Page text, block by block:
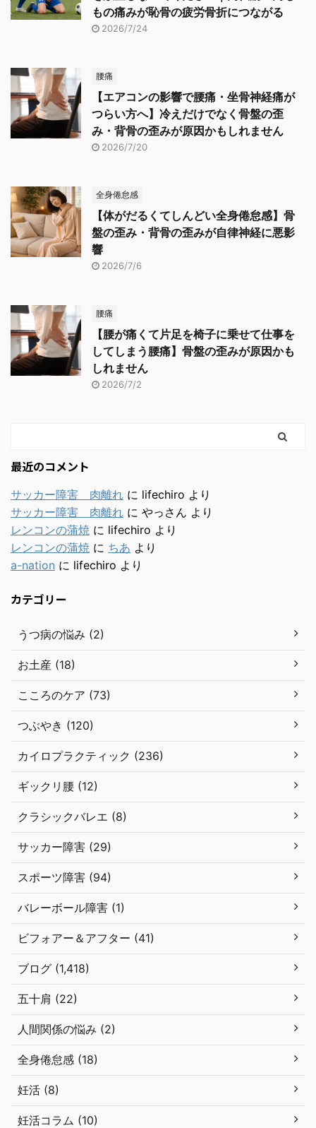
もの痛みが恥骨の疲労骨折につながる
2026/7/24
腰痛
【エアコンの影響で腰痛・坐骨神経痛が
つらい方へ】冷えだけでなく骨盤の歪
み・背骨の歪みが原因かもしれません
2026/7/20
全身倦怠感
【体がだるくてしんどい全身倦怠感】骨
盤の歪み・背骨の歪みが自律神経に悪影
響
2026/7/6
腰痛
【腰が痛くて片足を椅子に乗せて仕事を
してしまう腰痛】骨盤の歪みが原因かも
しれません
2026/7/2
最近のコメント
サッカー障害 肉離れ に lifechiro より
サッカー障害 肉離れ に やっさん より
レンコンの蒲焼 に lifechiro より
レンコンの蒲焼 に ちあ より
a-nation に lifechiro より
カテゴリー
うつ病の悩み (2)
お土産 (18)
こころのケア (73)
つぶやき (120)
カイロプラクティック (236)
ギックリ腰 (12)
クラシックバレエ (8)
サッカー障害 (29)
スポーツ障害 (94)
バレーボール障害 (1)
ビフォアー＆アフター (41)
ブログ (1,418)
五十肩 (22)
人間関係の悩み (2)
全身倦怠感 (18)
妊活 (8)
妊活コラム (10)